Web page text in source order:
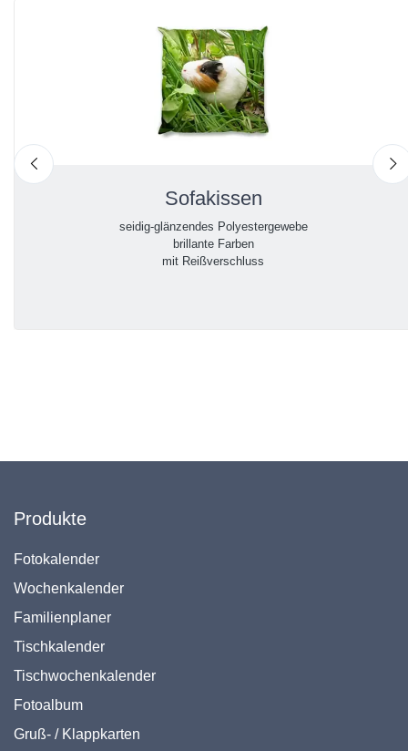
Sofakissen
seidig-glänzendes Polyestergewebe
brillante Farben
mit Reißverschluss
Produkte
Fotokalender
Wochenkalender
Familienplaner
Tischkalender
Tischwochenkalender
Fotoalbum
Gruß- / Klappkarten